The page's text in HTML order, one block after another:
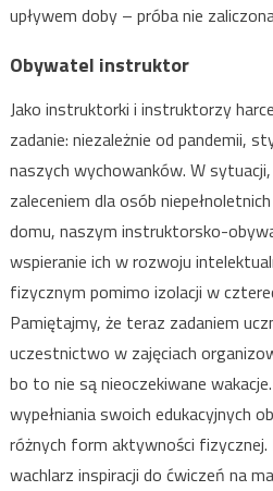
upływem doby – próba nie
Obywatel instruktor
Jako instruktorki i instruktorzy
zadanie: niezależnie od pandemii,
naszych wychowanków. W
zaleceniem dla osób
domu, naszym instruktorsko-
wspieranie ich w rozwoju
fizycznym pomimo izolacji w
Pamiętajmy, że teraz zadaniem
uczestnictwo w zajęciach
bo to nie są nieoczekiwane
wypełniania swoich edukacyjnych
różnych form aktywności
wachlarz inspiracji do ćwiczeń na